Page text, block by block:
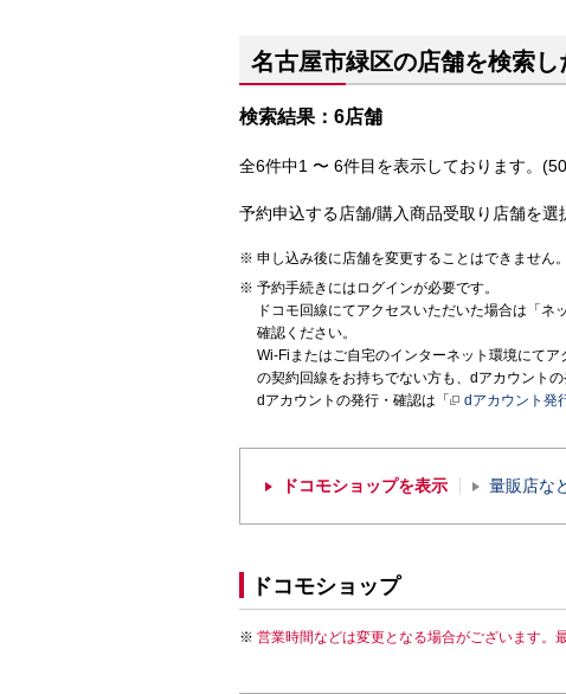
名古屋市緑区の店舗を検索
検索結果：6店舗
全6件中1 〜 6件目を表示しております。
予約申込する店舗/購入商品受取り店舗を選
申し込み後に店舗を変更することはできません。
予約手続きにはログインが必要です。
ドコモ回線にてアクセスいただいた場合は「
確認ください。
Wi-Fiまたはご自宅のインターネット環境にて
の契約回線をお持ちでない方も、dアカウントの
dアカウントの発行・確認は「
dアカウント発
ドコモショップを表示 量販店な
ドコモショップ
営業時間などは変更となる場合がございます。